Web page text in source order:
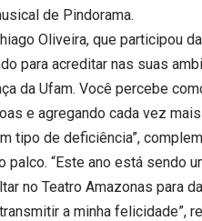
de Pindorama.
Oliveira, que participou
para acreditar nas suas
da Ufam. Você percebe
e agregando cada vez
tipo de deficiência”,
palco. “Este ano está sendo
no Teatro Amazonas para
a minha felicidade”,